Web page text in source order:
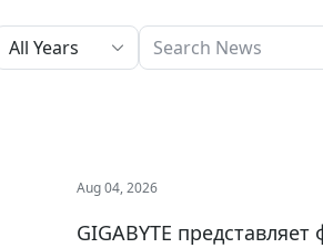
All Years
Aug 04, 2026
GIGABYTE